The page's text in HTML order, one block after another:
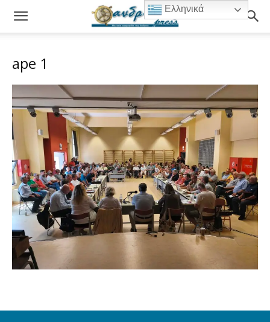
ape 1
Ελληνικά